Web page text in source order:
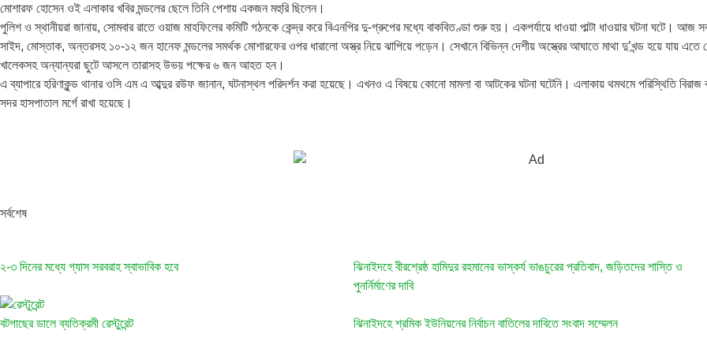
মোশারফ হোসেন ওই এলাকার খবির মন্ডলের ছেলে তিনি পেশায় একজন মহুরি ছিলেন।
পুলিশ ও স্থানীয়রা জানায়, সোমবার রাতে ওয়াজ মাহফিলের কমিটি গঠনকে কেন্দ্র করে বিএনপির দু-গ্রুপের মধ্যে বাকবিতণ্ডা শুরু হয়। একপর্যায়ে ধাওয়া পাল্টা ধাওয়ার ঘটনা ঘটে।
সাইদ, মোস্তাক, অন্তরসহ ১০-১২ জন হানেফ মন্ডলের সমর্থক মোশারফের ওপর ধারালো অস্ত্র নিয়ে ঝাপিয়ে পড়েন। সেখানে বিভিন্ন দেশীয় অস্ত্রের আঘাতে মাথা দু’খন্ড হয়ে যায় এতে
খালেকসহ অন্যান্যরা ছুটে আসলে তারাসহ উভয় পক্ষের ৬ জন আহত হন।
এ ব্যাপারে হরিণাকুন্ড থানার ওসি এম এ আব্দুর রউফ জানান, ঘটনাস্থল পরিদর্শন করা হয়েছে। এখনও এ বিষয়ে কোনো মামলা বা আটকের ঘটনা ঘটেনি। এলাকায় থমথমে পরিস্থিতি
সদর হাসপাতাল মর্গে রাখা হয়েছে।
সর্বশেষ
২-৩ দিনের মধ্যে গ্যাস সরবরাহ স্বাভাবিক হবে
ঝিনাইদহে বীরশ্রেষ্ঠ হামিদুর রহমানের ভাস্কর্য ভাঙচুরের প্রতিবাদ, জড়িতদের শাস্তি ও
পুনর্নির্মাণের দাবি
বটগাছের ডালে ব্যতিক্রমী রেস্টুরেন্ট ঝিনাইদহে শ্রমিক ইউনিয়নের নির্বাচন বাতিলের দাবিতে সংবাদ সম্মেলন